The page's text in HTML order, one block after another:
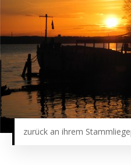
zurück an ihrem